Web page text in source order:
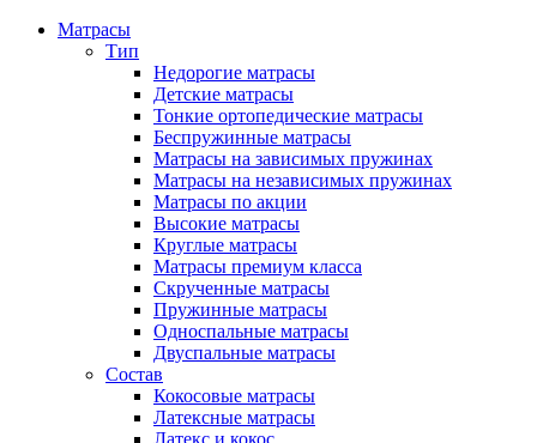
Матрасы
Тип
Недорогие матрасы
Детские матрасы
Тонкие ортопедические матрасы
Беспружинные матрасы
Матрасы на зависимых пружинах
Матрасы на независимых пружинах
Матрасы по акции
Высокие матрасы
Круглые матрасы
Матрасы премиум класса
Скрученные матрасы
Пружинные матрасы
Односпальные матрасы
Двуспальные матрасы
Состав
Кокосовые матрасы
Латексные матрасы
Латекс и кокос